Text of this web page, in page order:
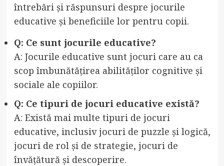
întrebări și răspunsuri despre jocurile
educative și beneficiile lor pentru copii.
Q: Ce sunt jocurile educative?
A: Jocurile educative sunt jocuri care au ca
scop îmbunătățirea abilităților cognitive și
sociale ale copiilor.
Q: Ce tipuri de jocuri educative există?
A: Există mai multe tipuri de jocuri
educative, inclusiv jocuri de puzzle și logică,
jocuri de rol și de strategie, jocuri de
învățătură și descoperire.